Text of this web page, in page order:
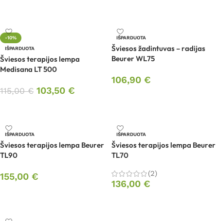
-10%
IŠPARDUOTA
Šviesos terapijos lempa
Medisana LT 500
115,00€ 103,50 €
IŠPARDUOTA
Šviesos žadintuvas – radijas
Beurer WL75
106,90 €
IŠPARDUOTA
Šviesos terapijos lempa Beurer
TL90
155,00 €
IŠPARDUOTA
Šviesos terapijos lempa Beurer
TL70
(2)
136,00 €